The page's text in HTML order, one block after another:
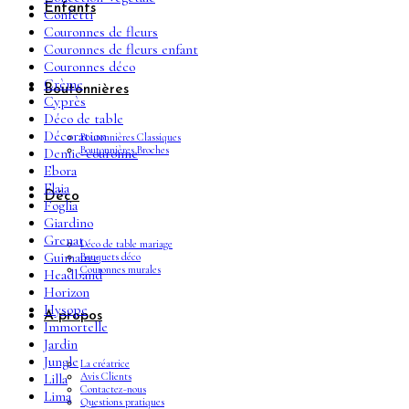
Enfants
Boutonnières
Boutonnières Classiques
Boutonnières Broches
Déco
Déco de table mariage
Bouquets déco
Couronnes murales
A propos
La créatrice
Avis Clients
Contactez-nous
Questions pratiques
Confetti
Couronnes de fleurs
Couronnes de fleurs enfant
Couronnes déco
Crème
Cyprès
Déco de table
Décoration
Demie-couronne
Ebora
Elaia
Foglia
Giardino
Grenat
Guimauve
Headband
Horizon
Hysope
Immortelle
Jardin
Jungle
Lilla
Lima